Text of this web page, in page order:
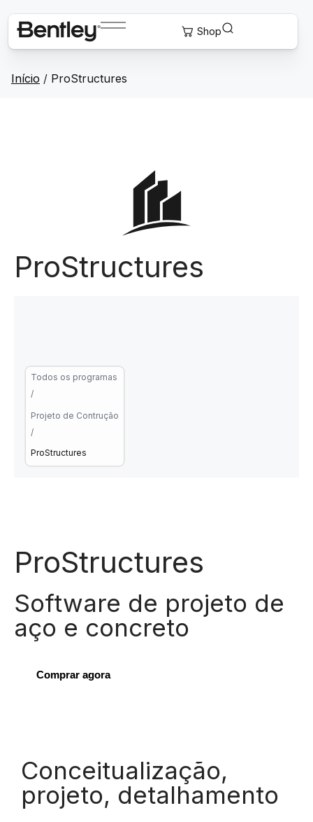
Início / ProStructures
ProStructures
Todos os programas
/
Projeto de Contrução
/
ProStructures
ProStructures
Software de projeto de
aço e concreto
Comprar agora
Conceitualização,
projeto, detalhamento